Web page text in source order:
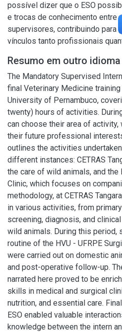
possível dizer que o ESO
e trocas de conhecimento entre
supervisores, contribuindo para
vínculos tanto profissionais
Resumo em outro idioma
The Mandatory Supervised
final Veterinary Medicine
University of Pernambuco,
twenty) hours of activities.
can choose their area of
their future professional
outlines the activities
different instances: CETRAS
the care of wild animals, and the
Clinic, which focuses on
methodology, at CETRAS
in various activities, from
screening, diagnosis, and
wild animals. During this period,
routine of the HVU - UFRPE
were carried out on domestic
and post-operative follow-up.
narrated here proved to be
skills in medical and surgical
nutrition, and essential care.
ESO enabled valuable
knowledge between the intern